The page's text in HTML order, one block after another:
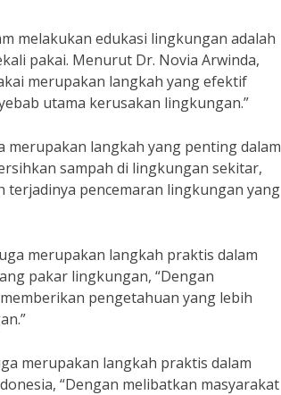
melakukan edukasi lingkungan adalah
pakai. Menurut Dr. Novia Arwinda,
merupakan langkah yang efektif
utama kerusakan lingkungan.”
langkah yang penting dalam
sampah di lingkungan sekitar,
terjadinya pencemaran lingkungan yang
merupakan langkah praktis dalam
pakar lingkungan, “Dengan
pengetahuan yang lebih
merupakan langkah praktis dalam
“Dengan melibatkan masyarakat